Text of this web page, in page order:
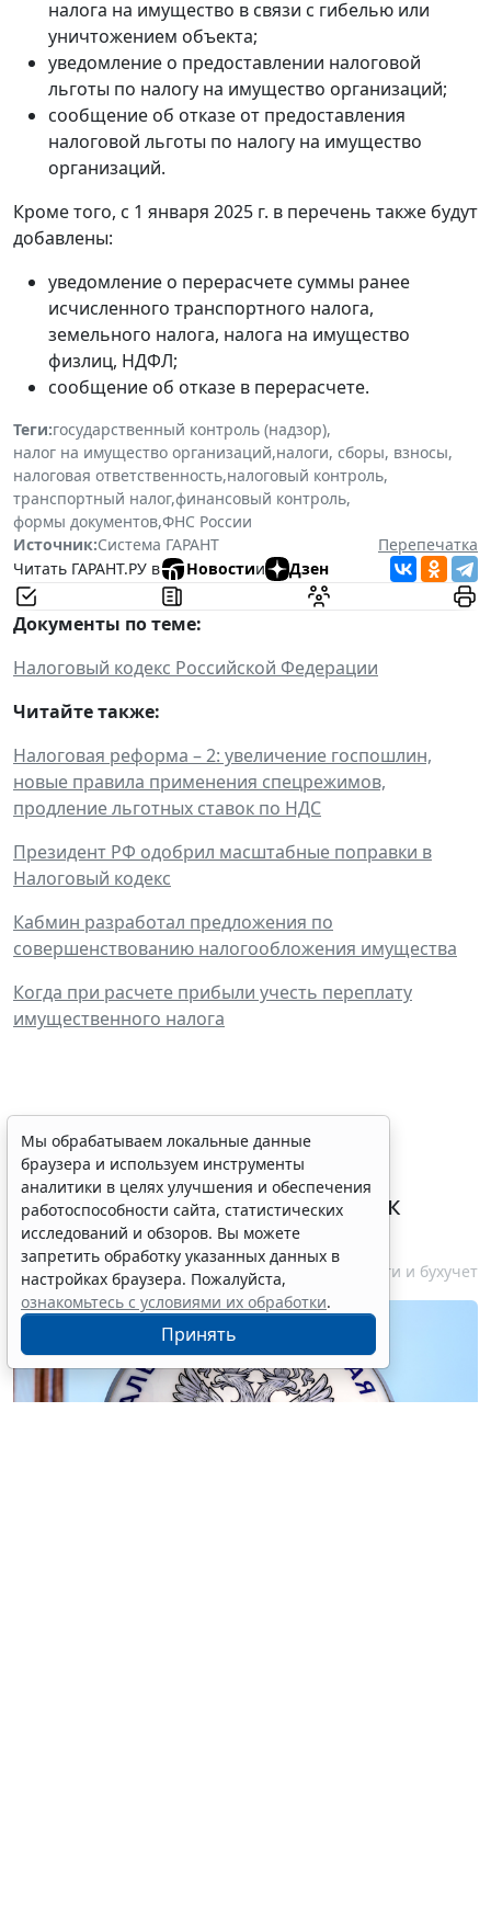
налога на имущество в связи с гибелью или
уничтожением объекта;
уведомление о предоставлении налоговой
льготы по налогу на имущество организаций;
сообщение об отказе от предоставления
налоговой льготы по налогу на имущество
организаций.
Кроме того, с 1 января 2025 г. в перечень также будут
добавлены:
уведомление о перерасчете суммы ранее
исчисленного транспортного налога,
земельного налога, налога на имущество
физлиц, НДФЛ;
сообщение об отказе в перерасчете.
Теги:государственный контроль (надзор),
налог на имущество организаций,налоги, сборы, взносы,
налоговая ответственность,налоговый контроль,
транспортный налог,финансовый контроль,
формы документов,ФНС России
Источник:Система ГАРАНТ
Перепечатка
Читать ГАРАНТ.РУ в
Новостии Дзен
Документы по теме:
Налоговый кодекс Российской Федерации
Читайте также:
Налоговая реформа – 2: увеличение госпошлин,
новые правила применения спецрежимов,
продление льготных ставок по НДС
Президент РФ одобрил масштабные поправки в
Налоговый кодекс
Кабмин разработал предложения по
совершенствованию налогообложения имущества
Когда при расчете прибыли учесть переплату
имущественного налога
ФНС России планирует
урегулировать
экстерриториальный порядок
рассмотрения жалоб
6 августа 2026 15:15 Налоги и бухучет
Мы обрабатываем локальные данные
браузера и используем инструменты
аналитики в целях улучшения и обеспечения
работоспособности сайта, статистических
исследований и обзоров. Вы можете
запретить обработку указанных данных в
настройках браузера. Пожалуйста,
ознакомьтесь с условиями их обработки.
Принять